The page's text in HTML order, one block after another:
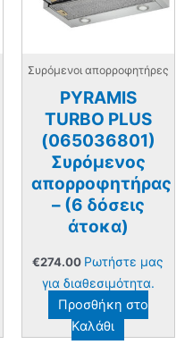
Συρόμενοι απορροφητήρες
PYRAMIS
TURBO PLUS
(065036801)
Συρόμενος
απορροφητήρας
– (6 δόσεις
άτοκα)
€274.00 Ρωτήστε μας
για διαθεσιμότητα.
Προσθήκη στο
Καλάθι